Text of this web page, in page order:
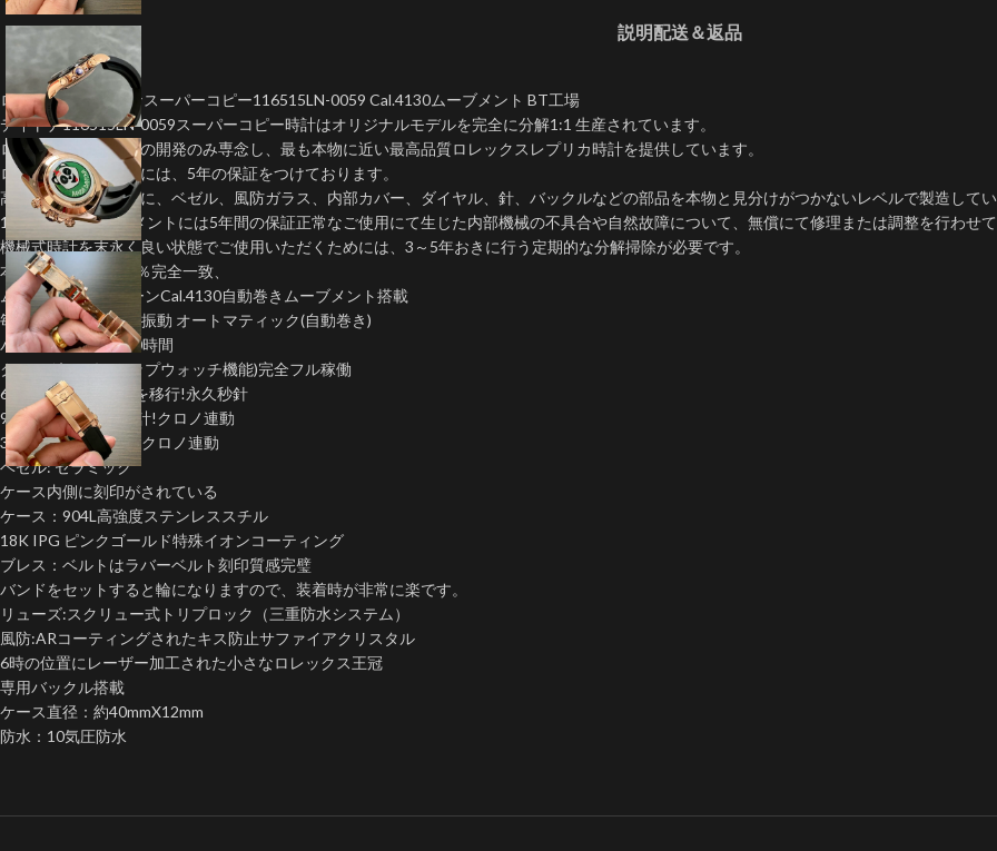
説明配送＆返品
ロレックス デイトナスーパーコピー116515LN-0059 Cal.4130ムーブメント BT工場
デイトナ116515LN-0059スーパーコピー時計はオリジナルモデルを完全に分解1:1 生産されています。
ロレックスレプリカの開発のみ専念し、最も本物に近い最高品質ロレックスレプリカ時計を提供しています。
ロレックス偽物時計には、5年の保証をつけております。
高いコストを厭わずに、ベゼル、風防ガラス、内部カバー、ダイヤル、針、バックルなどの部品を本物と見分けがつかないレベルで製造して
1:1クローンムーブメントには5年間の保証正常なご使用にて生じた内部機械の不具合や自然故障について、無償にて修理または調整を行わせ
機械式時計を末永く良い状態でご使用いただくためには、3～5年おきに行う定期的な分解掃除が必要です。
本物の機能とも100％完全一致、
ムーブメント:クローンCal.4130自動巻きムーブメント搭載
毎秒８振動・ 28800振動 オートマティック(自動巻き)
パワーリザーブ約70時間
クロノグラフ(ストップウォッチ機能)完全フル稼働
6時位置にスモセコを移行!永久秒針
9時位置12時間積算計!クロノ連動
3時位置30分積算計!クロノ連動
ベゼル: セラミック
ケース内側に刻印がされている
ケース：904L高強度ステンレススチル
18K IPG ピンクゴールド特殊イオンコーティング
ブレス：ベルトはラバーベルト刻印質感完璧
バンドをセットすると輪になりますので、装着時が非常に楽です。
リューズ:スクリュー式トリプロック（三重防水システム）
風防:ARコーティングされたキス防止サファイアクリスタル
6時の位置にレーザー加工された小さなロレックス王冠
専用バックル搭載
ケース直径：約40mmX12mm
防水：10気圧防水